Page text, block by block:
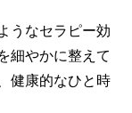
うなセラピー効
細やかに整えて
健康的なひと時